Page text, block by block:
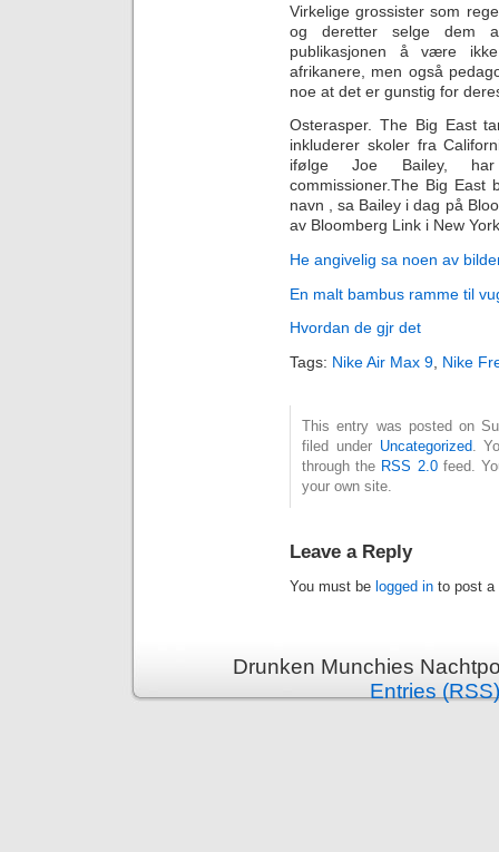
Virkelige grossister som
og deretter selge dem
publikasjonen å være
afrikanere, men også
noe at det er gunstig for
Osterasper. The Big East
inkluderer skoler fra
ifølge Joe Bailey, har
commissioner.The Big East
navn , sa Bailey i dag på
av Bloomberg Link i New
He angivelig sa noen av
En malt bambus ramme til
Hvordan de gjr det
Tags: Nike Air Max 9 Nike
This entry was posted on
filed under Uncategorized.
through the RSS 2.0feed.
your own site.
Leave a Reply
You must be logged in to post a
Drunken Munchies
Entries (RSS)